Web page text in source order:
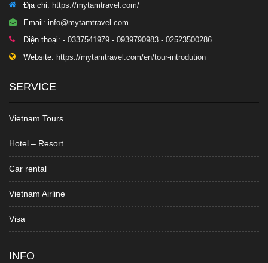
Địa chỉ: https://mytamtravel.com/
Email: info@mytamtravel.com
Điện thoại: - 0337541979 - 0939790983 - 02523500286
Website: https://mytamtravel.com/en/tour-introdution
SERVICE
Vietnam Tours
Hotel – Resort
Car rental
Vietnam Airline
Visa
INFO